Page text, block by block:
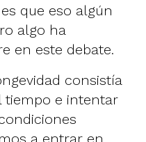
que eso algún
algo ha
en este debate.
consistía
tiempo e intentar
a entrar en